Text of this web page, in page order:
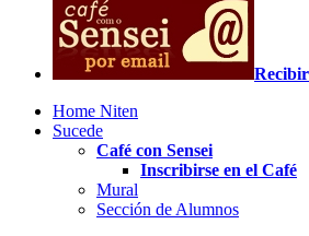
Home Niten
Sucede
Café con Sensei
Inscribirse en el Café
Mural
Sección de Alumnos